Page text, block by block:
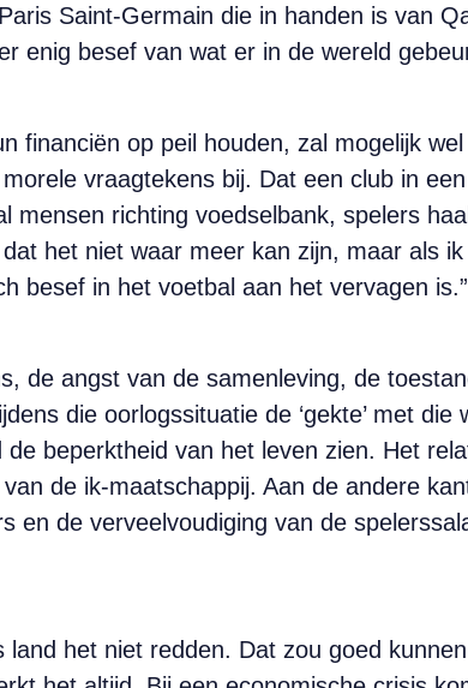
Saint-Germain die in handen is van
enig besef van wat er in de wereld
financiën op peil houden, zal mogelijk
vraagtekens bij. Dat een club in
richting voedselbank, spelers
het niet waar meer kan zijn, maar als
besef in het voetbal aan het vervagen is.”
de angst van de samenleving, de
die oorlogssituatie de ‘gekte’ met die
beperktheid van het leven zien. Het
de ik-maatschappij. Aan de andere
en de verveelvoudiging van de
het niet redden. Dat zou goed